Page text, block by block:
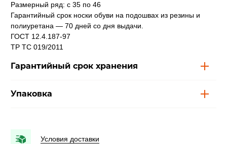
Размерный ряд: с 35 по 46
Гарантийный срок носки обуви на подошвах из резины и
полиуретана — 70 дней со дня выдачи.
ГОСТ 12.4.187-97
ТР ТС 019/2011
Гарантийный срок хранения
Упаковка
Условия доставки